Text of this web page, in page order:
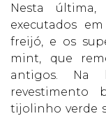
Nesta
executados
freijó, e os
mint, que
antigos. Na
revestimento
tijolinho verde